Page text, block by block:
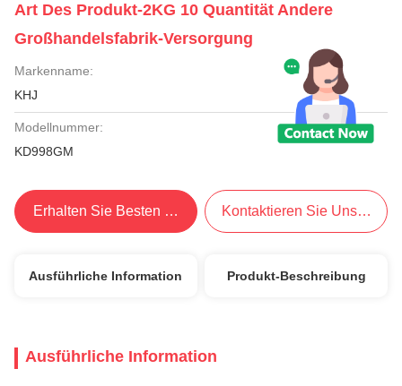
Art Des Produkt-2KG 10 Quantität Andere
Großhandelsfabrik-Versorgung
Markenname:
KHJ
Modellnummer:
KD998GM
Erhalten Sie Besten Preis Kontaktieren Sie Uns Jetzt
Ausführliche Information Produkt-Beschreibung
Ausführliche Information